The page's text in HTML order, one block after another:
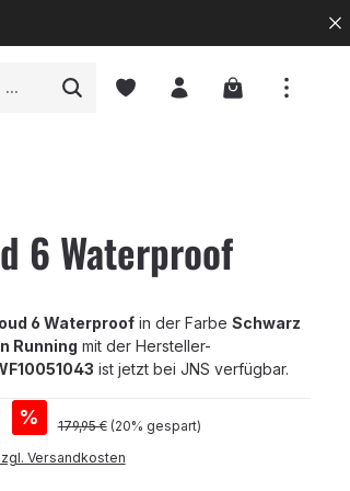
Warenkorb
6 Waterproof
6 Waterproofin der Farbe Schwarz
Running mit der Hersteller-
ist jetzt bei JNS verfügbar.
% Regulärer Preis:
179,95 € (20% gespart)
Versandkosten